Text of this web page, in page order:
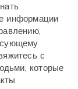
информации
с
которые